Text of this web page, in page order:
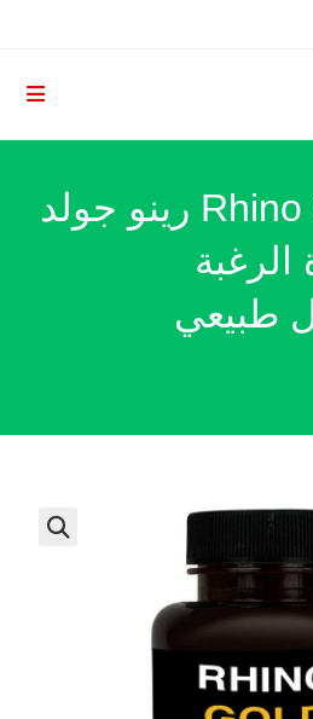
Rhino Gold maroc رينو جولد
الرغبة
طبيعي